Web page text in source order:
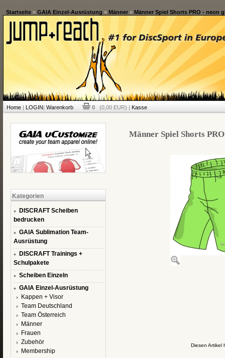
Startseite» GAIA Einzel-Ausrüstung » Männer» Männer Spiel Shorts PRO - neon
Home| LOGIN| Warenkorb 0 (0,00 EUR) | Kasse
Kategorien
DISCRAFT Scheiben
bedrucken
GAIA Sublimation Team-
Ausrüstung
DISCRAFT Trainings +
Schulpakete
Scheiben Einzeln
GAIA Einzel-Ausrüstung
Kappen + Visor
Team Deutschland
Team Österreich
Männer
Frauen
Zubehör
Membership
Männer Spiel Shorts
Diesen Artikel